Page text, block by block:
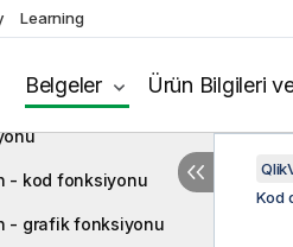
Learning
Belgeler Ürün Bilgileri ve
- kod
- grafik
- kod fonksiyonu
- grafik fonksiyonu
Kod